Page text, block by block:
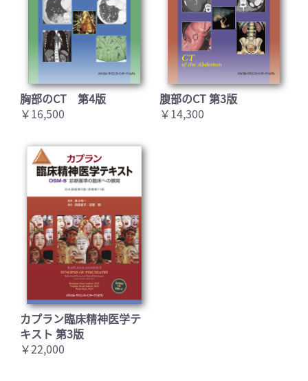
胸部のCT 第4版
￥16,500
腹部のCT 第3版
￥14,300
カプラン臨床精神医学テ
キスト 第3版
￥22,000